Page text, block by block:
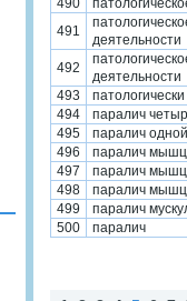
490
491
деятельности
492
деятельности
493
494
паралич
495
паралич
496
паралич
497
паралич мышц
498
паралич мышц
499
паралич
500
паралич